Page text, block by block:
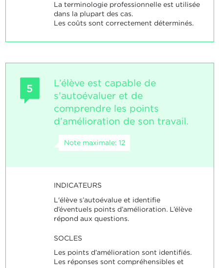
La terminologie professionnelle est utilisée
dans la plupart des cas.
Les coûts sont correctement déterminés.
5
L’élève est capable de
s’autoévaluer et de
comprendre les points
d’amélioration de son travail.
Note maximale: 12
INDICATEURS
L'élève s’autoévalue et identifie
d’éventuels points d’amélioration. L’élève
répond aux questions.
SOCLES
Les points d’amélioration sont identifiés.
Les réponses sont compréhensibles et